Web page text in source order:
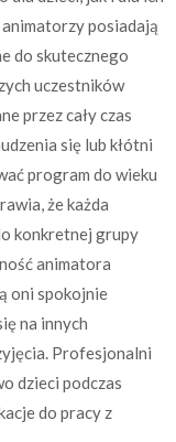
posiadają
do skutecznego
uczestników
przez cały czas
się lub kłótni
program do wieku
że każda
konkretnej grupy
animatora
oni spokojnie
na innych
Profesjonalni
dzieci podczas
do pracy z